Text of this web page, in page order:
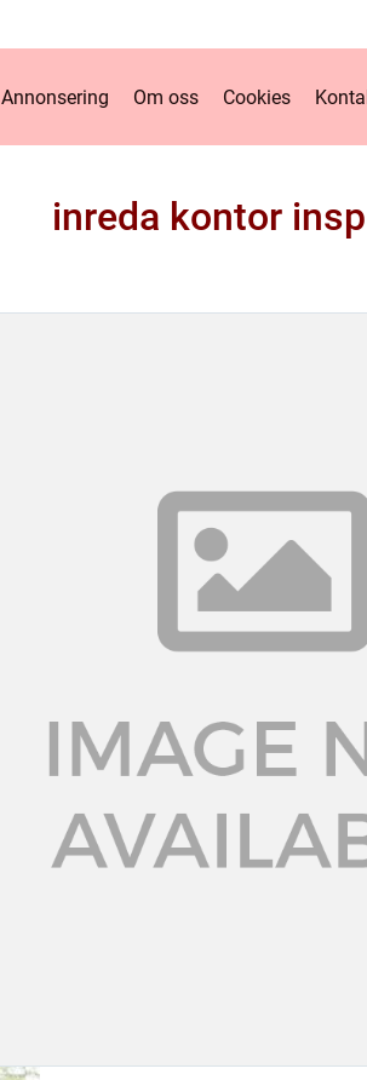
Annonsering Om oss Cookies
inreda kontor